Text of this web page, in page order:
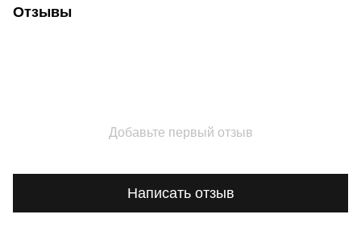
Отзывы
Добавьте первый отзыв
Написать отзыв